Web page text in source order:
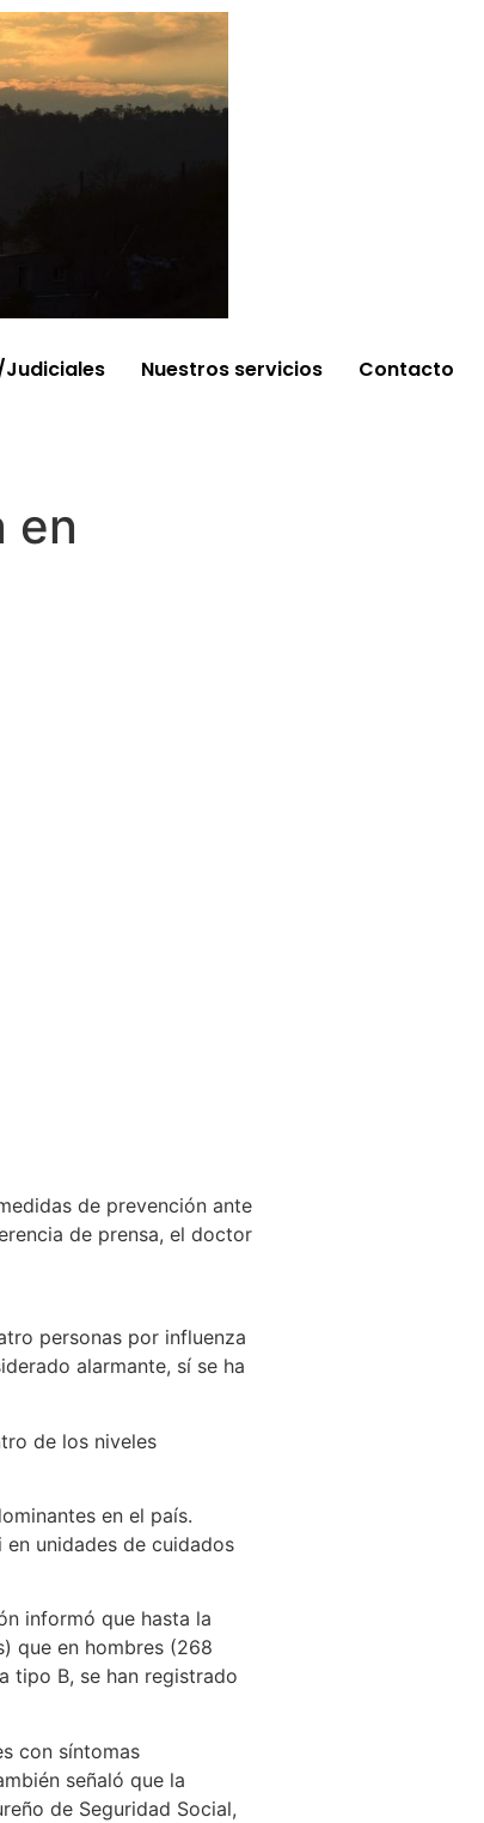
Nuestros servicios Contacto
en
de prevención ante
de prensa, el doctor
personas por influenza
alarmante, sí se ha
de los niveles
en el país.
unidades de cuidados
informó que hasta la
que en hombres (268
tipo B, se han registrado
con síntomas
señaló que la
de Seguridad Social,